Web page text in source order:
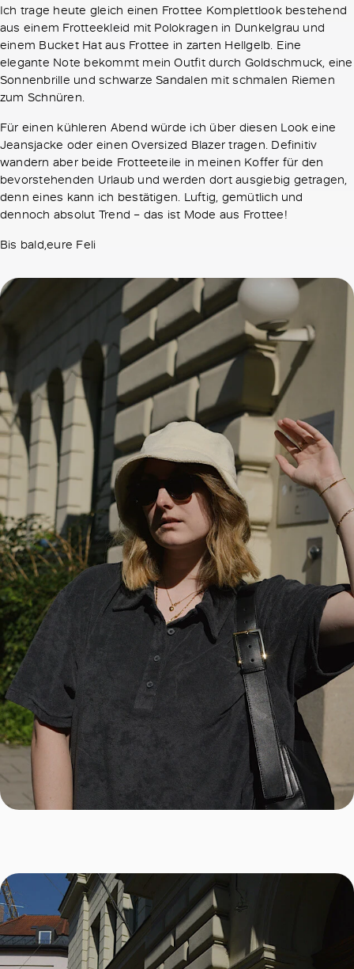
Ich trage heute gleich einen Frottee Komplettlook bestehend
aus einem Frotteekleid mit Polokragen in Dunkelgrau und
einem Bucket Hat aus Frottee in zarten Hellgelb. Eine
elegante Note bekommt mein Outfit durch Goldschmuck, eine
Sonnenbrille und schwarze Sandalen mit schmalen Riemen
zum Schnüren.
Für einen kühleren Abend würde ich über diesen Look eine
Jeansjacke oder einen Oversized Blazer tragen. Definitiv
wandern aber beide Frotteeteile in meinen Koffer für den
bevorstehenden Urlaub und werden dort ausgiebig getragen,
denn eines kann ich bestätigen. Luftig, gemütlich und
dennoch absolut Trend – das ist Mode aus Frottee!
Bis bald,eure Feli